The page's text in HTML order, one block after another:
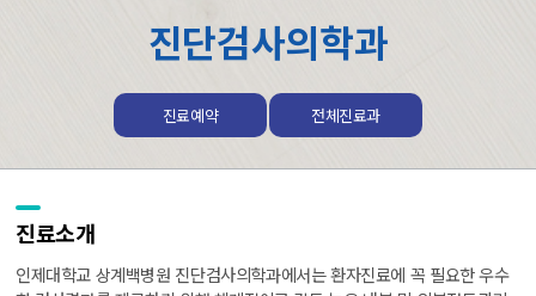
진단검사의학과
진료예약 전체진료과
진료소개
인제대학교 상계백병원 진단검사의학과에서는 환자진료에 꼭 필요한 우수